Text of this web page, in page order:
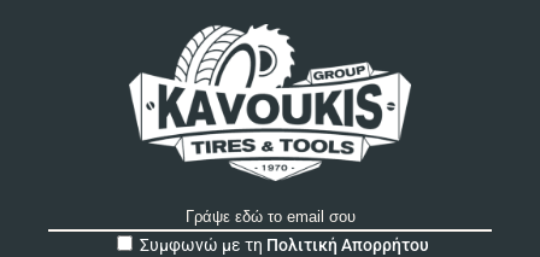
Συμφωνώ με τη Πολιτική Απορρήτου